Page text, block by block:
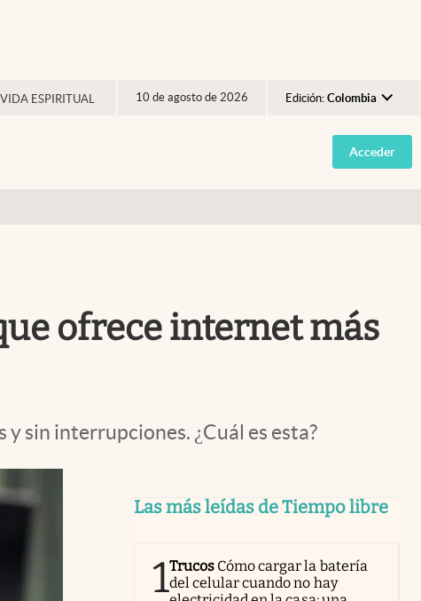
VIDA ESPIRITUAL 10 de agosto de 2026 Edición: Colombia
Argentina
España
Acceder
ofrece internet más
sin interrupciones. ¿Cuál es esta?
Las más leídas de Tiempo libre
1Trucos Cómo cargar la batería
del celular cuando no hay